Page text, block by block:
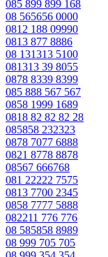
085 899 899 168
08 565656 0000
0812 188 09990
0813 877 8886
08 131313 5100
081313 39 8055
0878 8339 8399
085 888 567 567
0858 1999 1689
0818 82 82 82 28
085858 232323
0878 7077 6888
0821 8778 8878
08567 666768
081 22222 7575
0813 7700 2345
0858 7777 5888
082211 776 776
08 585858 8989
08 999 705 705